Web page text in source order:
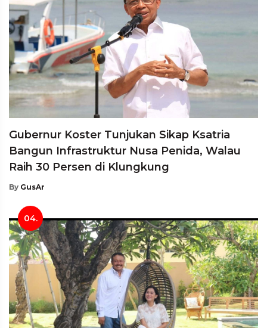
Gubernur Koster Tunjukan Sikap Ksatria
Bangun Infrastruktur Nusa Penida, Walau
Raih 30 Persen di Klungkung
By GusAr
04.